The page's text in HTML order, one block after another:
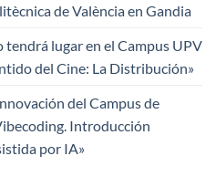
de València en Gandia
tendrá lugar en el Campus UPV
del Cine: La Distribución»
del Campus de
Introducción
por IA»